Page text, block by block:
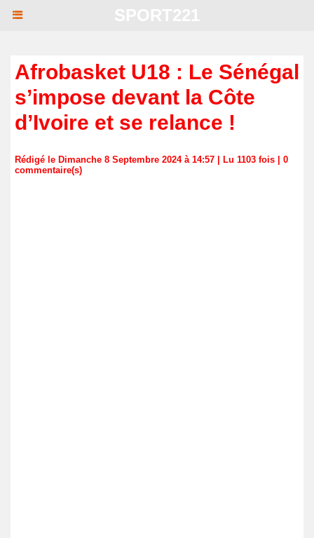
Afrobasket U18 : Le Sénégal
s’impose devant la Côte
d’Ivoire et se relance !
Rédigé le Dimanche 8 Septembre 2024 à 14:57 | Lu 1103 fois | 0
commentaire(s)